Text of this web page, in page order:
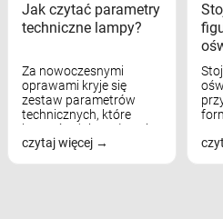
Jak czytać parametry
techniczne lampy?
Za nowoczesnymi
oprawami kryje się
zestaw parametrów
technicznych, które
bezpośrednio wpływają
na komfort widzenia,
czytaj więcej